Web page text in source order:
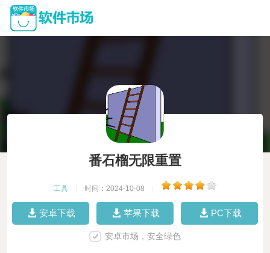
番石榴无限重置
工具 时间：2024-10-08
安卓下载 苹果下载 PC下载
安卓市场，安全绿色